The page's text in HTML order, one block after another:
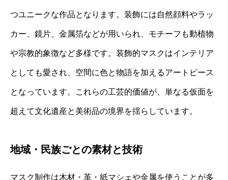
つユニークな作品となります。装飾には自然顔料やラッ
カー、鏡片、金属箔などが用いられ、モチーフも動植物
や宗教的象徴など多様です。装飾的マスクはインテリア
としても愛され、空間に色と物語を加えるアートピース
となっています。これらの工芸的価値が、単なる仮面を
超えて文化遺産と美術品の境界を揺らしています。
地域・民族ごとの素材と技術
マスク制作は木材・革・紙マシェや金属を使うことが多